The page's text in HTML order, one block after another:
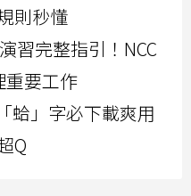
則秒懂
習完整指引！NCC
重要工作
蛤」字必下載爽用
Q